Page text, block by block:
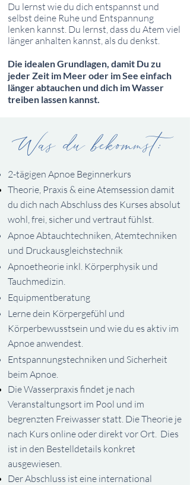
Du lernst wie du dich entspannst und
selbst deine Ruhe und Entspannung
lenken kannst. Du lernst, dass du Atem viel
länger anhalten kannst, als du denkst.
Die idealen Grundlagen, damit Du zu
jeder Zeit im Meer oder im See einfach
länger abtauchen und dich im Wasser
treiben lassen kannst.
Was du bekommst:
2-tägigen Apnoe Beginnerkurs
Theorie, Praxis & eine Atemsession damit
du dich nach Abschluss des Kurses absolut
wohl, frei, sicher und vertraut fühlst.
Apnoe Abtauchtechniken, Atemtechniken
und Druckausgleichstechnik
Apnoetheorie inkl. Körperphysik und
Tauchmedizin.
Equipmentberatung
Lerne dein Körpergefühl und
Körperbewusstsein und wie du es aktiv im
Apnoe anwendest.
Entspannungstechniken und Sicherheit
beim Apnoe.
Die Wasserpraxis findet je nach
Veranstaltungsort im Pool und im
begrenzten Freiwasser statt. Die Theorie je
nach Kurs online oderdirekt vor Ort. Dies
ist in den Bestelldetails konkret
ausgewiesen.
Der Abschluss ist eine international